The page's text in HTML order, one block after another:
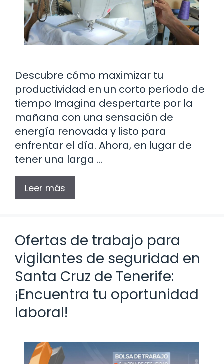
Descubre cómo maximizar tu
productividad en un corto período de
tiempo Imagina despertarte por la
mañana con una sensación de
energía renovada y listo para
enfrentar el día. Ahora, en lugar de
tener una larga …
Leer más
Ofertas de trabajo para
vigilantes de seguridad en
Santa Cruz de Tenerife:
¡Encuentra tu oportunidad
laboral!